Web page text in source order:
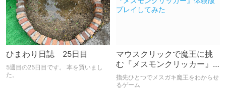
ひまわり日誌 25日目
5週目の25日目です。 本を買いまし
た。
マウスクリックで魔王に挑
む『メスモンクリッカー』
体験版プレイしてみた
指先ひとつでメスガキ魔王をわからせ
るゲーム